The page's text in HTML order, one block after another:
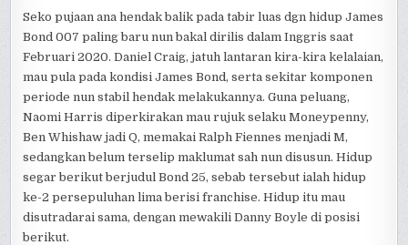
Seko pujaan ana hendak balik pada tabir luas dgn hidup James
Bond 007 paling baru nun bakal dirilis dalam Inggris saat
Februari 2020. Daniel Craig, jatuh lantaran kira-kira kelalaian,
mau pula pada kondisi James Bond, serta sekitar komponen
periode nun stabil hendak melakukannya. Guna peluang,
Naomi Harris diperkirakan mau rujuk selaku Moneypenny,
Ben Whishaw jadi Q, memakai Ralph Fiennes menjadi M,
sedangkan belum terselip maklumat sah nun disusun. Hidup
segar berikut berjudul Bond 25, sebab tersebut ialah hidup
ke-2 persepuluhan lima berisi franchise. Hidup itu mau
disutradarai sama, dengan mewakili Danny Boyle di posisi
berikut.